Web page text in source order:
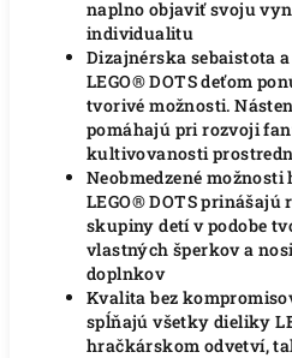
naplno objaviť svoju
individualitu
Dizajnérska sebaistota
LEGO® DOTS deťom
tvorivé možnosti.
pomáhajú pri rozvoji
kultivovanosti
Neobmedzené
LEGO® DOTS prinášajú
skupiny detí v podobe
vlastných šperkov a
doplnkov
Kvalita bez
spĺňajú všetky dieliky
hračkárskom odvetví,